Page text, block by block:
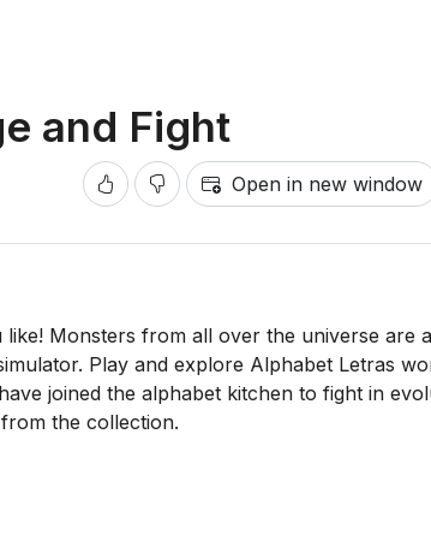
and Fight
Open in new window
Monsters from all over the universe are
Play and explore Alphabet Letras
joined the alphabet kitchen to fight in
the collection.